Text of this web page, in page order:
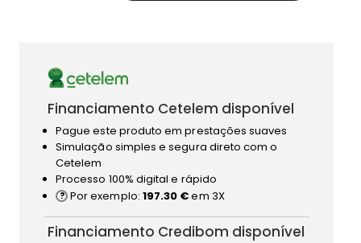
Financiamento Cetelem disponível
Pague este produto em prestações suaves
Simulação simples e segura direto com o
Cetelem
Processo 100% digital e rápido
Por exemplo: 197.30 €em 3X
Financiamento Credibom disponível